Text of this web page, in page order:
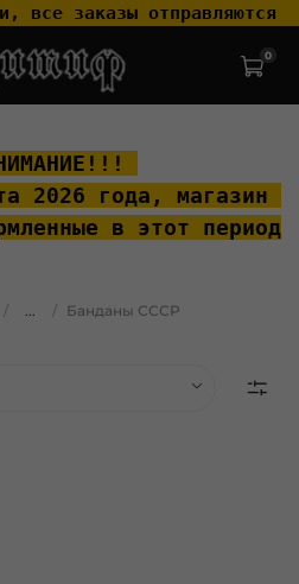
все заказы отправляются
0
2026 года, магазин
в этот
Банданы СССР